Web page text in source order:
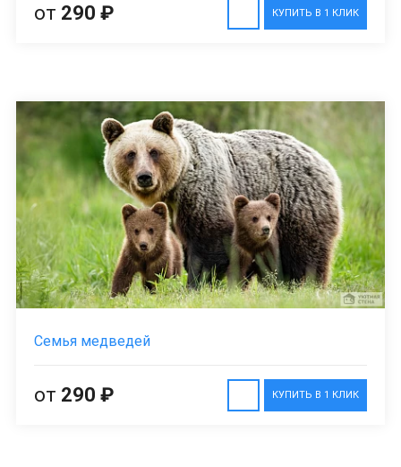
КУПИТЬ В 1 КЛИК
от 290 ₽
Семья медведей
КУПИТЬ В 1 КЛИК
от 290 ₽